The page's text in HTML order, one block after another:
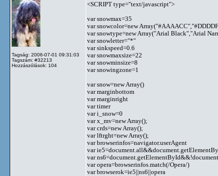
Tagság: 2006-07-01 09:31:03
Tagszám: #32213
Hozzászólások: 104
<SCRIPT type="text/javascript">
var snowmax=35
var snowcolor=new
var snowtype=new Array("Arial Black","Arial
var snowletter="*"
var sinkspeed=0.6
var snowmaxsize=22
var snowminsize=8
var snowingzone=1
var snow=new Array()
var marginbottom
var marginright
var timer
var i_snow=0
var x_mv=new Array();
var crds=new Array();
var lftrght=new Array();
var browserinfos=navigator.userAgent
var
var
var opera=browserinfos.match(/Opera/)
var browserok=ie5||ns6||opera